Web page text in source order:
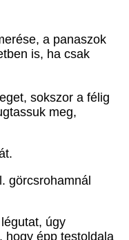
a panaszok
is, ha csak
sokszor a félig
meg,
görcsrohamnál
úgy
hogy épp testoldala